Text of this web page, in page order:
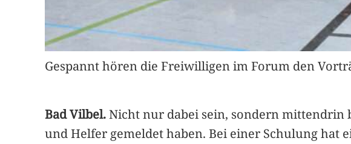
Gespannt hören die Freiwilligen im Forum den
Bad Vilbel.Nicht nur dabei sein, sondern mittendrin
und Helfer gemeldet haben. Bei einer Schulung